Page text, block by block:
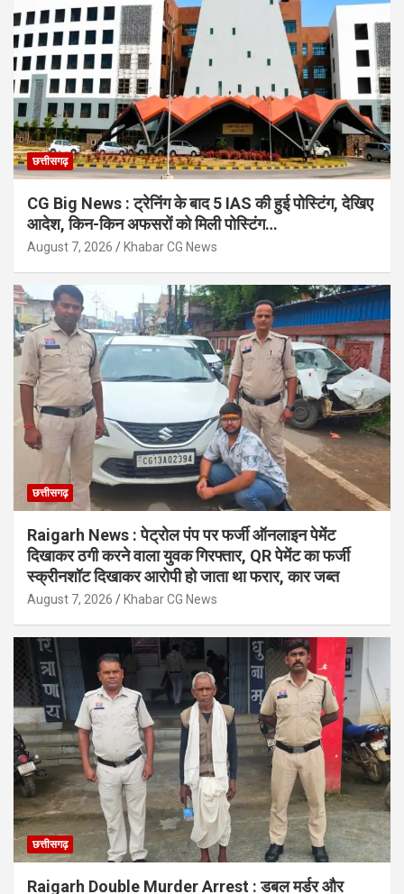
छत्तीसगढ़
CG Big News : ट्रेनिंग के बाद 5 IAS की हुई पोस्टिंग, देखिए
आदेश, किन-किन अफसरों को मिली पोस्टिंग…
August 7, 2026 Khabar CG News
छत्तीसगढ़
Raigarh News : पेट्रोल पंप पर फर्जी ऑनलाइन पेमेंट
दिखाकर ठगी करने वाला युवक गिरफ्तार, QR पेमेंट का फर्जी
स्क्रीनशॉट दिखाकर आरोपी हो जाता था फरार, कार जब्त
August 7, 2026 Khabar CG News
छत्तीसगढ़
Raigarh Double Murder Arrest : डबल मर्डर और